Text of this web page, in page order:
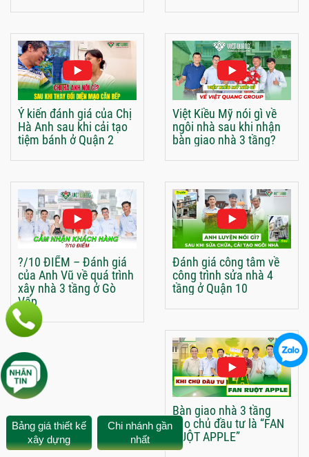
Ý kiến đánh giá của Chị
Hà Anh sau khi cải tạo
tiệm bánh ở Quận 2
Việt Kiều Mỹ nói gì về
ngôi nhà sau khi nhận
bàn giao nhà 3 tầng?
?/10 ĐIỂM – Đánh giá
của Anh Vũ về quá trình
xây nhà 3 tầng ở Gò
Vấp
Đánh giá công tâm về
công trình sửa nhà 4
tầng ở Quận 10
Bàn giao nhà 3 tầng
cho chủ đầu tư là “FAN
RUỘT APPLE”
Bảng giá thiết kế
xây dựng
Chi nhánh gần
nhất